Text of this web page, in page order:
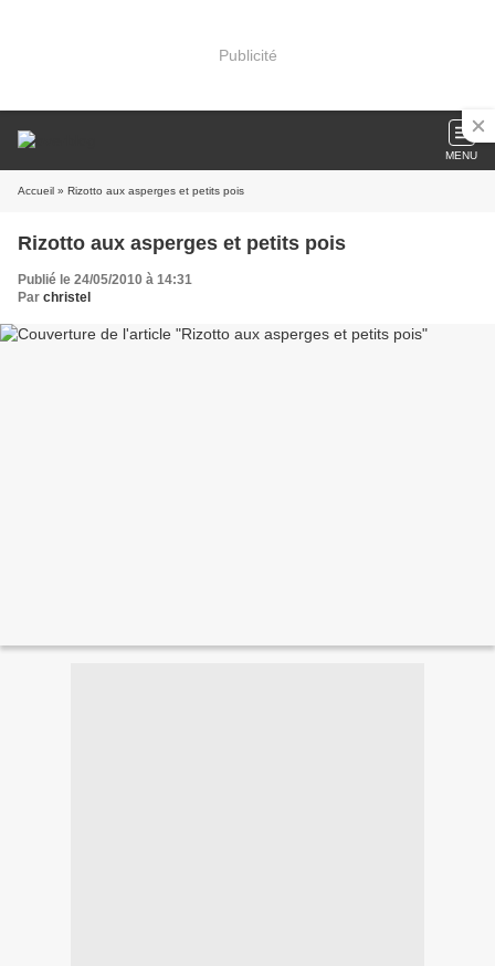
Publicité
MENU
Accueil » Rizotto aux asperges et petits pois
Rizotto aux asperges et petits pois
Publié le 24/05/2010 à 14:31
Par christel